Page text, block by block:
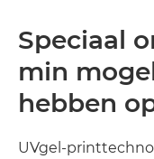
Speciaal
min
hebben
UVgel-